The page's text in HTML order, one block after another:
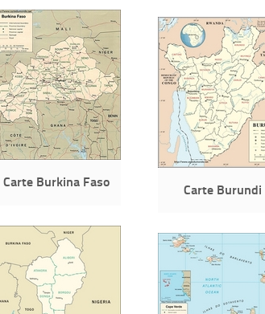
Carte Burkina Faso Carte Burundi